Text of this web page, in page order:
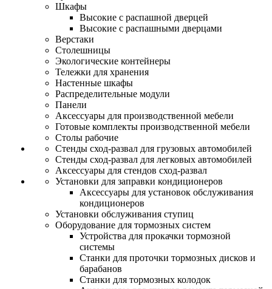
Шкафы
Высокие с распашной дверцей
Высокие с распашными дверцами
Верстаки
Столешницы
Экологические контейнеры
Тележки для хранения
Настенные шкафы
Распределительные модули
Панели
Аксессуары для производственной мебели
Готовые комплекты производственной мебели
Столы рабочие
Стенды сход-развал для грузовых автомобилей
Стенды сход-развал для легковых автомобилей
Аксессуары для стендов сход-развал
Установки для заправки кондиционеров
Аксессуары для установок обслуживания
кондиционеров
Установки обслуживания ступиц
Оборудование для тормозных систем
Устройства для прокачки тормозной
системы
Станки для проточки тормозных дисков и
барабанов
Станки для тормозных колодок